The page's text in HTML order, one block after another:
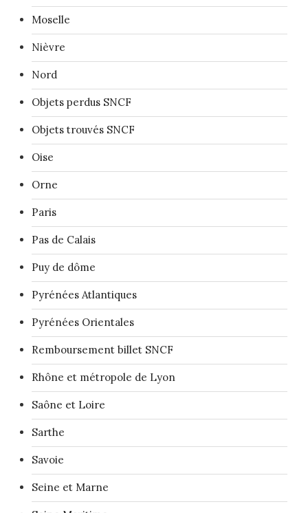
Moselle
Nièvre
Nord
Objets perdus SNCF
Objets trouvés SNCF
Oise
Orne
Paris
Pas de Calais
Puy de dôme
Pyrénées Atlantiques
Pyrénées Orientales
Remboursement billet SNCF
Rhône et métropole de Lyon
Saône et Loire
Sarthe
Savoie
Seine et Marne